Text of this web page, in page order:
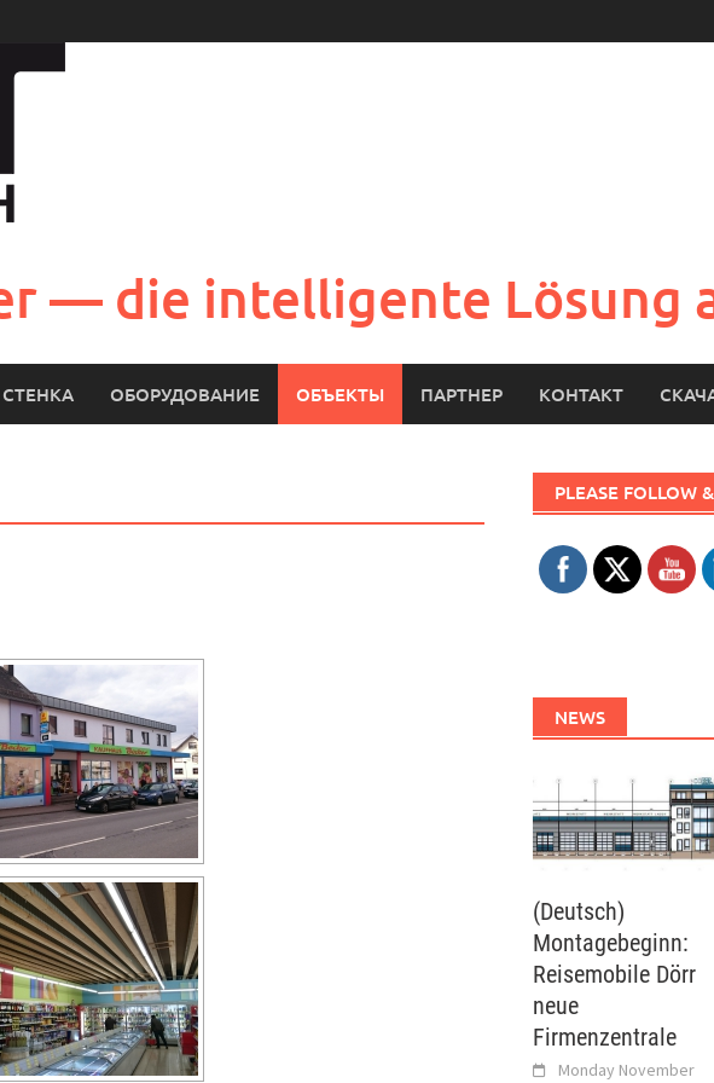
— die intelligente Lösung
ОБОРУДОВАНИЕ ОБЪЕКТЫ ПАРТНЕР КОНТАКТ
PLEASE FOLLOW
Set Youtube Channel ID
NEWS
(Deutsch)
Montagebeginn:
Reisemobile Dörr
neue
Firmenzentrale
Monday November